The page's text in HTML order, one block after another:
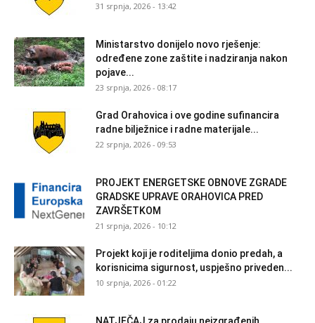
31 srpnja, 2026 - 13:42
Ministarstvo donijelo novo rješenje:
određene zone zaštite i nadziranja nakon
pojave...
23 srpnja, 2026 - 08:17
Grad Orahovica i ove godine sufinancira
radne bilježnice i radne materijale...
22 srpnja, 2026 - 09:53
PROJEKT ENERGETSKE OBNOVE ZGRADE
GRADSKE UPRAVE ORAHOVICA PRED
ZAVRŠETKOM
21 srpnja, 2026 - 10:12
Projekt koji je roditeljima donio predah, a
korisnicima sigurnost, uspješno priveden...
10 srpnja, 2026 - 01:22